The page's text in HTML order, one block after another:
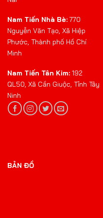
Nam Tiến Nhà Bè: 770
Nguyễn Văn Tạo, Xã Hiệp
Phước, Thành phố Hồ Chí
Minh
Nam Tiến Tân Kim: 192
QL50, Xã Cần Giuộc, Tỉnh Tây
Ninh
BẢN ĐỒ